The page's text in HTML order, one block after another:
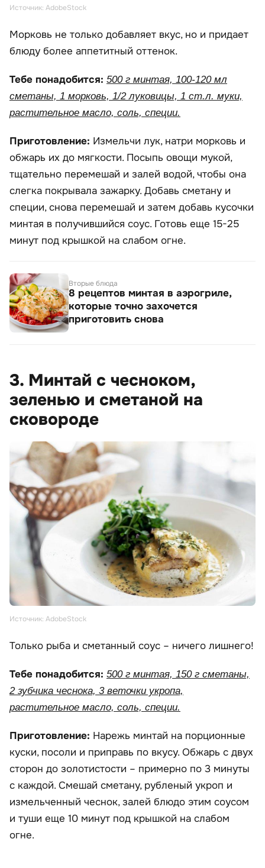
Источник: AdobeStock
Морковь не только добавляет вкус, но и придает
блюду более аппетитный оттенок.
Тебе понадобится: 500 г минтая, 100-120 мл
сметаны, 1 морковь, 1/2 луковицы, 1 ст.л. муки,
растительное масло, соль, специи.
Приготовление: Измельчи лук, натри морковь и
обжарь их до мягкости. Посыпь овощи мукой,
тщательно перемешай и залей водой, чтобы она
слегка покрывала зажарку. Добавь сметану и
специи, снова перемешай и затем добавь кусочки
минтая в получившийся соус. Готовь еще 15-25
минут под крышкой на слабом огне.
Вторые блюда
8 рецептов минтая в аэрогриле,
которые точно захочется
приготовить снова
3. Минтай с чесноком,
зеленью и сметаной на
сковороде
Источник: AdobeStock
Только рыба и сметанный соус – ничего лишнего!
Тебе понадобится: 500 г минтая, 150 г сметаны,
2 зубчика чеснока, 3 веточки укропа,
растительное масло, соль, специи.
Приготовление: Нарежь минтай на порционные
куски, посоли и приправь по вкусу. Обжарь с двух
сторон до золотистости – примерно по 3 минуты
с каждой. Смешай сметану, рубленый укроп и
измельченный чеснок, залей блюдо этим соусом
и туши еще 10 минут под крышкой на слабом
огне.